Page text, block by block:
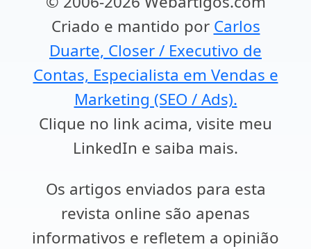
Criado e mantido por Carlos
Duarte, Closer / Executivo de
Contas, Especialista em Vendas e
Marketing (SEO / Ads).
Clique no link acima, visite meu
LinkedIn e saiba mais.
Os artigos enviados para esta
revista online são apenas
informativos e refletem a opinião